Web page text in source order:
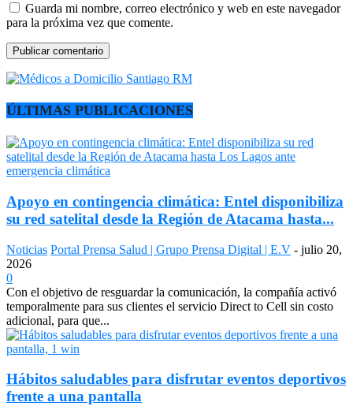
Guarda mi nombre, correo electrónico y web en este navegador
para la próxima vez que comente.
ÚLTIMAS PUBLICACIONES
Apoyo en contingencia climática: Entel disponibiliza
su red satelital desde la Región de Atacama hasta...
Noticias Portal Prensa Salud | Grupo Prensa Digital | E.V - julio 20,
2026
0
Con el objetivo de resguardar la comunicación, la compañía activó
temporalmente para sus clientes el servicio Direct to Cell sin costo
adicional, para que...
Hábitos saludables para disfrutar eventos deportivos
frente a una pantalla